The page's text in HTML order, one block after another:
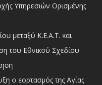
Υπηρεσιών Ορισμένης
μεταξύ Κ.Ε.Α.Τ. και
του Εθνικού Σχεδίου
ο εορτασμός της Αγίας